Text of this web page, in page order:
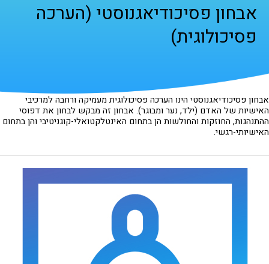
אבחון פסיכודיאגנוסטי (הערכה
פסיכולוגית)
אבחון פסיכודיאגנוסטי הינו הערכה פסיכולוגית מעמיקה ורחבה למרכיבי
האישיות של האדם (ילד, נער ומבוגר). אבחון זה מבקש לבחון את דפוסי
ההתנהגות, החוזקות והחולשות הן בתחום האינטלקטואלי-קוגניטיבי והן בתחום
האישיותי-רגשי.